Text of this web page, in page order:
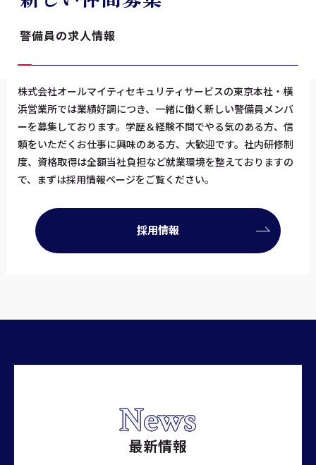
警備員の求人情報
株式会社オールマイティセキュリティサービスの東京本社・横
浜営業所では業績好調につき、一緒に働く新しい警備員メンバ
ーを募集しております。学歴＆経験不問でやる気のある方、信
頼をいただくお仕事に興味のある方、大歓迎です。社内研修制
度、資格取得は全額当社負担など就業環境を整えておりますの
で、まずは採用情報ページをご覧ください。
採用情報
News
最新情報